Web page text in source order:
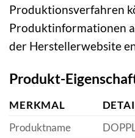
Produktionsverfahren
Produktinformationen
der Herstellerwebsite
Produkt-
MERKMAL
Produktname